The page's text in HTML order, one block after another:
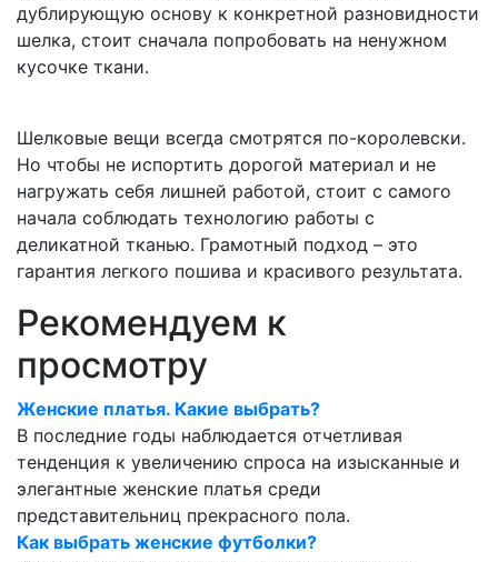
дублирующую основу к конкретной разновидности
шелка, стоит сначала попробовать на ненужном
кусочке ткани.
Шелковые вещи всегда смотрятся по-королевски.
Но чтобы не испортить дорогой материал и не
нагружать себя лишней работой, стоит с самого
начала соблюдать технологию работы с
деликатной тканью.Грамотный подход – это
гарантия легкого пошива и красивого результата.
Рекомендуем к
просмотру
Женские платья. Какие выбрать?
В последние годы наблюдается отчетливая
тенденция к увеличению спроса на изысканные и
элегантные женские платья среди
представительниц прекрасного пола.
Как выбрать женские футболки?